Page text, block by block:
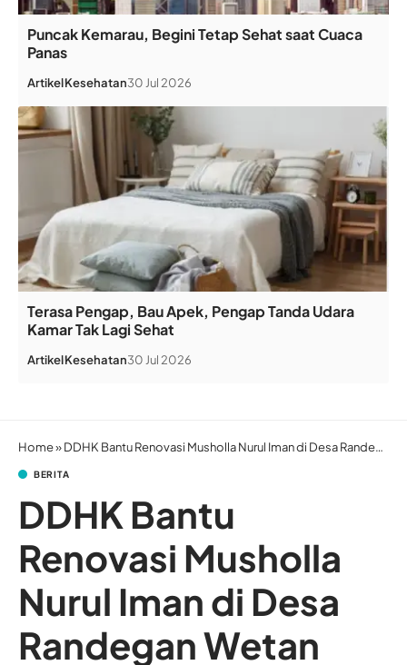
Puncak Kemarau, Begini Tetap Sehat saat Cuaca
Panas
ArtikelKesehatan30 Jul 2026
Terasa Pengap, Bau Apek, Pengap Tanda Udara
Kamar Tak Lagi Sehat
ArtikelKesehatan30 Jul 2026
Home»DDHK Bantu Renovasi Musholla Nurul Iman di Desa Randegan Wetan Majalengka
BERITA
DDHK Bantu
Renovasi Musholla
Nurul Iman di Desa
Randegan Wetan